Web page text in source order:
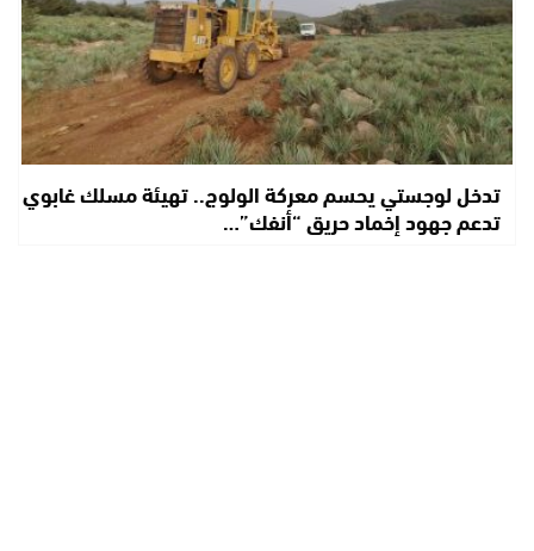
تدخل لوجستي يحسم معركة الولوج.. تهيئة مسلك غابوي
تدعم جهود إخماد حريق “أنفك”…